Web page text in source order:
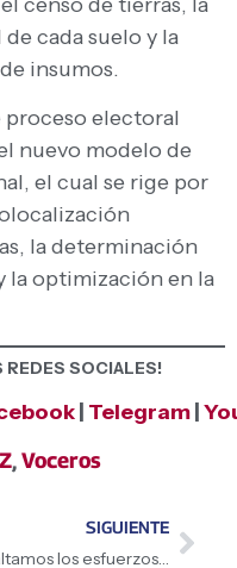
cada suelo y la
insumos.
proceso electoral
nuevo modelo de
el cual se rige por
la determinación
la optimización en la
REDES SOCIALES!
Telegram
,Voceros
SIGUIENTE
«Resaltamos los esfuerzos que realiza la Presidenta (E), Delcy Rodríguez, en una nueva etapa política de diálogo y reconciliación»: Presidente de la AN, Jorge Rodríguez, sobre la encargaduría de la Vicepresidenta